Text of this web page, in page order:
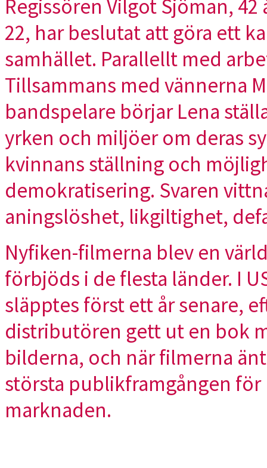
Regissören Vilgot Sjöman,
22, har beslutat att göra ett
samhället. Parallellt med
Tillsammans med vännerna
bandspelare börjar Lena
yrken och miljöer om deras
kvinnans ställning och
demokratisering. Svaren
aningslöshet, likgiltighet,
Nyfiken-filmerna blev en
förbjöds i de flesta länder. I
släpptes först ett år senare,
distributören gett ut en bok
bilderna, och när filmerna
största publikframgången
marknaden.